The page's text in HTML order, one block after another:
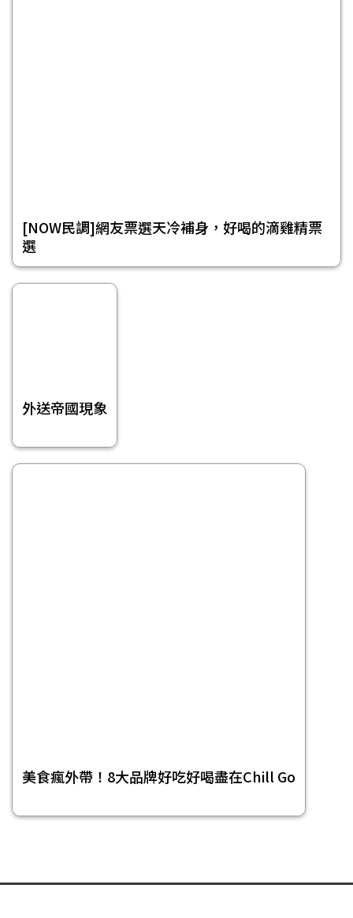
[NOW民調]網友票選天冷補身，好喝的滴雞精票
選
外送帝國現象
美食瘋外帶！8大品牌好吃好喝盡在Chill Go